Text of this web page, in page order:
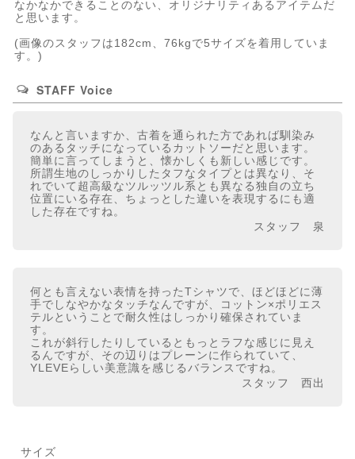
なかなかできることのない、オリジナリティあるアイテムだ
と思います。
(画像のスタッフは182cm、76kgで5サイズを着用していま
す。)
STAFF Voice
なんと言いますか、古着を通られた方であれば馴染み
のあるタッチになっているカットソーだと思います。
簡単に言ってしまうと、懐かしくも新しい感じです。
所謂生地のしっかりしたタフなタイプとは異なり、そ
れでいて超高級なツルッツル系とも異なる独自の立ち
位置にいる存在、ちょっとした違いを表現するにも適
した存在ですね。
スタッフ 泉
何とも言えない表情を持ったTシャツで、ほどほどに薄
手でしなやかなタッチなんですが、コットン×ポリエス
テルということで耐久性はしっかり確保されていま
す。
これが斜行したりしているともっとラフな感じに見え
るんですが、その辺りはプレーンに作られていて、
YLEVEらしい美意識を感じるバランスですね。
スタッフ 西出
サイズ